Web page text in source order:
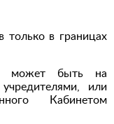
только в границах
может быть на
или
Кабинетом